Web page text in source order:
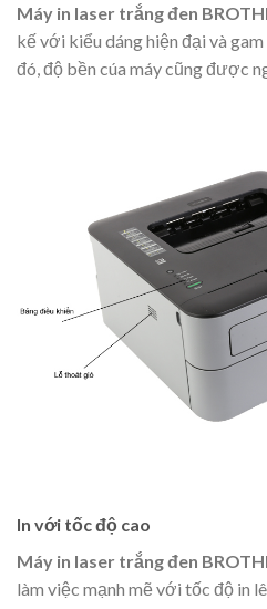
Máy in laser trắng đen
kế với kiểu dáng hiện đại và
đó, độ bền cúa máy cũng được
In với tốc độ cao
Máy in laser trắng đen
làm việc mạnh mẽ với tốc độ in